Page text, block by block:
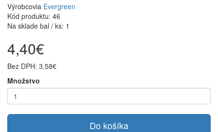
Výrobcovia Evergreen
Kód produktu: 46
Na sklade bal / ks: 1
4,40€
Bez DPH: 3,58€
Množstvo
Do košíka